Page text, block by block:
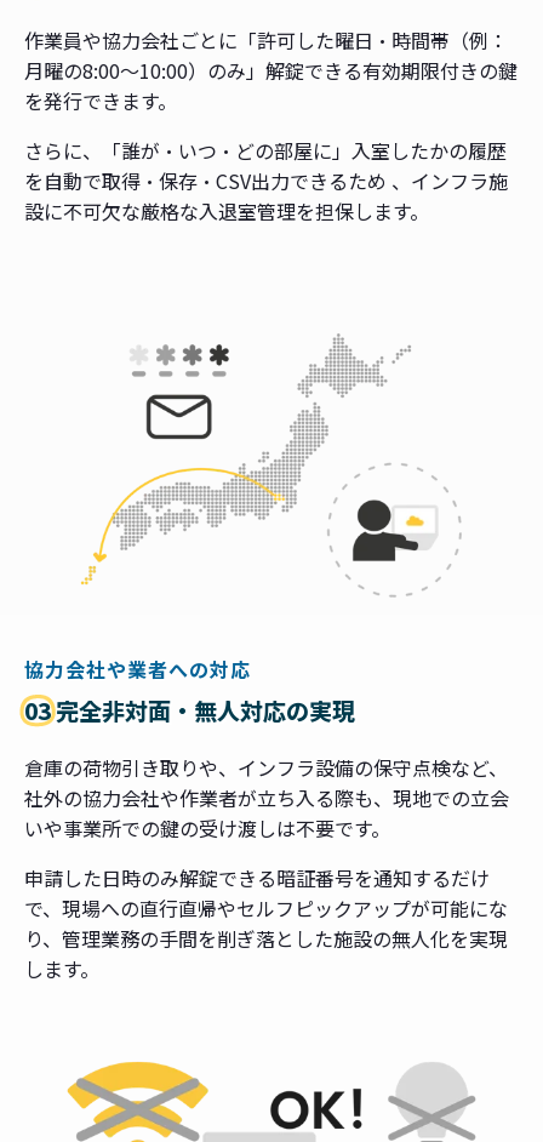
作業員や協力会社ごとに「許可した曜日・時間帯（例：
月曜の8:00〜10:00）のみ」解錠できる有効期限付きの鍵
を発行できます。
さらに、「誰が・いつ・どの部屋に」入室したかの履歴
を自動で取得・保存・CSV出力できるため 、インフラ施
設に不可欠な厳格な入退室管理を担保します。
協力会社や業者への対応
03完全非対面・無人対応の実現
倉庫の荷物引き取りや、インフラ設備の保守点検など、
社外の協力会社や作業者が立ち入る際も、現地での立会
いや事業所での鍵の受け渡しは不要です。
申請した日時のみ解錠できる暗証番号を通知するだけ
で、現場への直行直帰やセルフピックアップが可能にな
り、管理業務の手間を削ぎ落とした施設の無人化を実現
します。